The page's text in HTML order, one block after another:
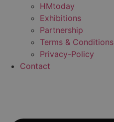
HMtoday
Exhibitions
Partnership
Terms & Conditions
Privacy-Policy
Contact